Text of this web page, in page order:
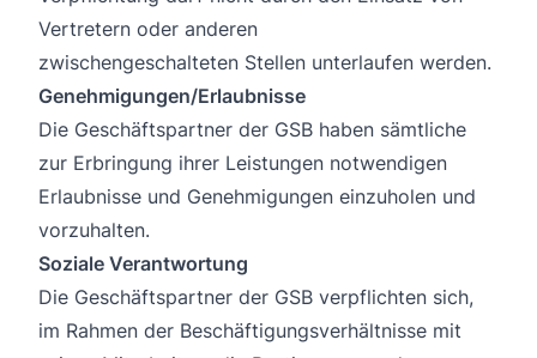
Vertretern oder anderen
zwischengeschalteten Stellen unterlaufen werden.
Genehmigungen/Erlaubnisse
Die Geschäftspartner der GSB haben sämtliche
zur Erbringung ihrer Leistungen notwendigen
Erlaubnisse und Genehmigungen einzuholen und
vorzuhalten.
Soziale Verantwortung
Die Geschäftspartner der GSB verpflichten sich,
im Rahmen der Beschäftigungsverhältnisse mit